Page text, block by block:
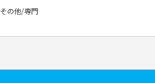
その他/専門